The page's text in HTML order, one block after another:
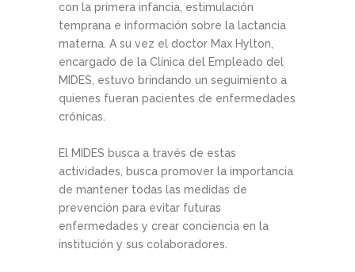
con la primera infancia, estimulación
temprana e información sobre la lactancia
materna. A su vez el doctor Max Hylton,
encargado de la Clínica del Empleado del
MIDES, estuvo brindando un seguimiento a
quienes fueran pacientes de enfermedades
crónicas.
El MIDES busca a través de estas
actividades, busca promover la importancia
de mantener todas las medidas de
prevención para evitar futuras
enfermedades y crear conciencia en la
institución y sus colaboradores.